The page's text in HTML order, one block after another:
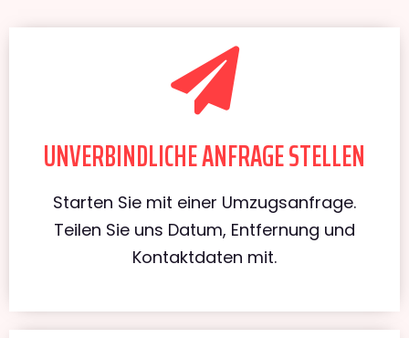
UNVERBINDLICHE ANFRAGE STELLEN
Starten Sie mit einer Umzugsanfrage.
Teilen Sie uns Datum, Entfernung und
Kontaktdaten mit.